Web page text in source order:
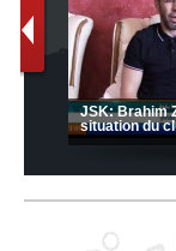
JSK: Brahim
situation du